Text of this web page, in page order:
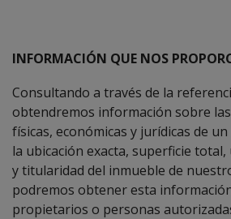
INFORMACIÓN QUE NOS
Consultando a través de la
obtendremos información sobre
físicas, económicas y jurídicas de
la ubicación exacta, superficie
y titularidad del inmueble de
podremos obtener esta
propietarios o personas